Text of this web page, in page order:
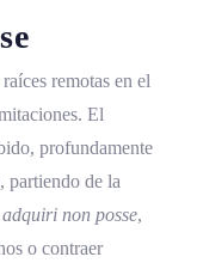
remotas en el
El
profundamente
partiendo de la
non posse,
o contraer